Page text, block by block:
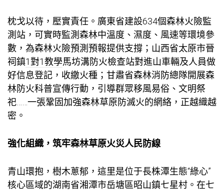
枕戈以待，壓實責任。廣東省建設634個森林火險監
測站，可實時監測森林中溫度、濕度、風速等環境參
數，為森林火險預測預報提供支撐；山西省太原市晉
祠鎮1對1教學馬坊溝防火檢查站對進山車輛及人員做
好信息登記，收繳火種；甘肅省森林消防總隊開展森
林防火科普宣傳行動，引導群眾移風易俗、文明祭
祀……一張鞏固加強森林草原防滅火的網絡，正越織越
密。
強化組織，筑牢森林草原火災人民防線
青山環抱，樹木蔥郁，這里是位于長株潭生態“綠心”
核心區域的湖南省湘潭市岳塘區昭山鎮七星村。在七